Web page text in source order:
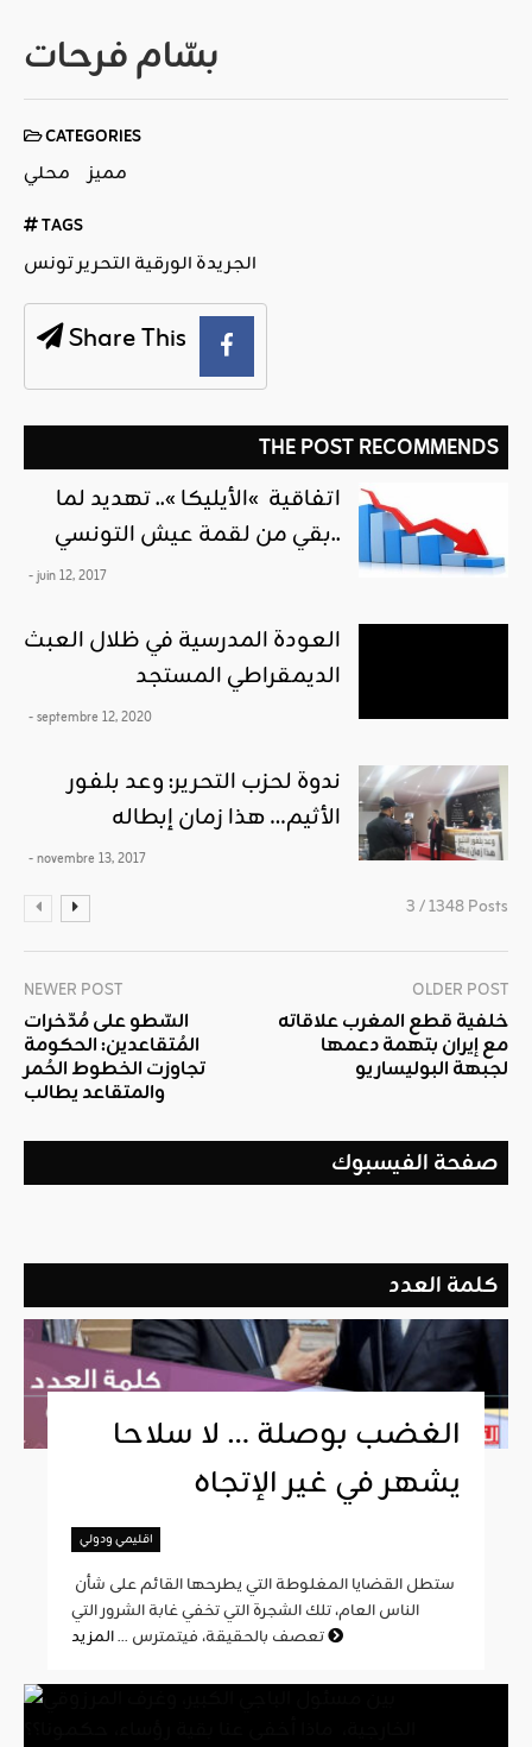
بسّام فرحات
CATEGORIES
محلي مميز
TAGS
الجريدة الورقية التحرير تونس
Share This
THE POST RECOMMENDS
اتفاقية »الأيليكا ».. تهديد لما
بقي من لقمة عيش التونسي..
- juin 12, 2017
العودة المدرسية في ظلال العبث
الديمقراطي المستجد
- septembre 12, 2020
ندوة لحزب التحرير: وعد بلفور
الأثيم… هذا زمان إبطاله
- novembre 13, 2017
3 / 1348 Posts
NEWER POST
السّطو على مُدّخرات
المُتقاعدين: الحكومة
تجاوزت الخطوط الحُمر
والمتقاعد يطالب
OLDER POST
خلفية قطع المغرب علاقاته
مع إيران بتهمة دعمها
لجبهة البوليساريو
صفحة الفيسبوك
كلمة العدد
الغضب بوصلة … لا سلاحا
يشهر في غير الإتجاه
اقليمي ودولي
الناس العام، تلك الشجرة التي تخفي غابة الشرور التي
تعصف بالحقيقة، فيتمترس ...